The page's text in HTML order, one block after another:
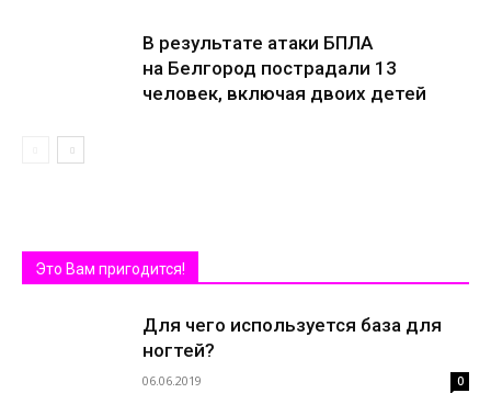
В результате атаки БПЛА
на Белгород пострадали 13
человек, включая двоих детей
Это Вам пригодится!
Для чего используется база для
ногтей?
06.06.2019 0